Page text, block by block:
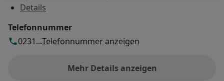
Details
Telefonnummer
0231...Telefonnummer anzeigen
Mehr Details anzeigen
über die Adresse